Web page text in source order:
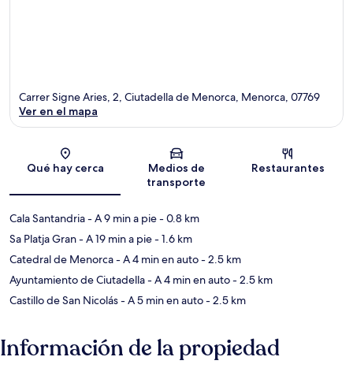
Sección del mapa
Carrer Signe Aries, 2, Ciutadella de Menorca, Menorca, 07769
Ver en el mapa
Qué hay cerca
Medios de
transporte
Restaurantes
Cala Santandria- A 9 min a pie- 0.8 km
Sa Platja Gran- A 19 min a pie- 1.6 km
Catedral de Menorca- A 4 min en auto- 2.5 km
Ayuntamiento de Ciutadella- A 4 min en auto- 2.5 km
Castillo de San Nicolás- A 5 min en auto- 2.5 km
Información de la propiedad